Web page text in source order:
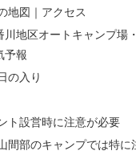
地図｜アクセス
川地区オートキャンプ場
予報
の入り
ト設営時に注意が必要
間部のキャンプでは特に